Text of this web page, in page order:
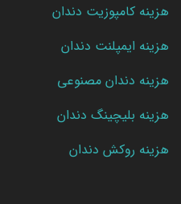
هزینه کامپوزیت دندان
هزینه ایمپلنت دندان
هزینه دندان مصنوعی
هزینه بلیچینگ دندان
هزینه روکش دندان